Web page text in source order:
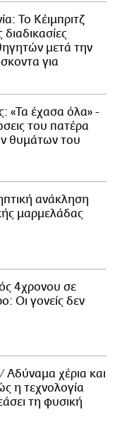
Το Κέιμπριτζ
διαδικασίες
μετά την
για
«Τα έχασα όλα» -
του πατέρα
θυμάτων του
ανάκληση
μαρμελάδας
4χρονου σε
Οι γονείς δεν
Αδύναμα χέρια και
η τεχνολογία
τη φυσική